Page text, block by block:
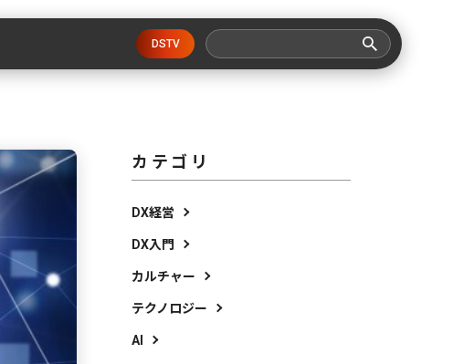
DSTV
カテゴリ
DX経営
DX入門
カルチャー
テクノロジー
AI